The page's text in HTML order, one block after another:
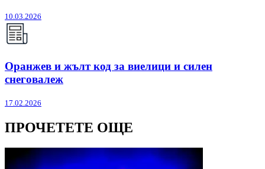
10.03.2026
Оранжев и жълт код за виелици и силен
снеговалеж
17.02.2026
ПРОЧЕТЕТЕ ОЩЕ